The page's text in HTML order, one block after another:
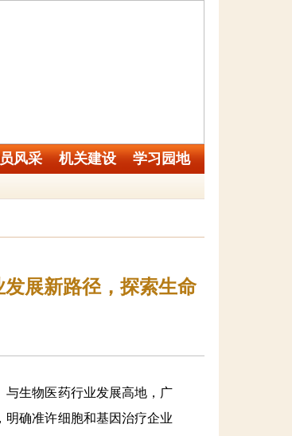
风采 机关建设 学习园地
展新路径，探索生命
生物医药行业发展高地，广
确准许细胞和基因治疗企业